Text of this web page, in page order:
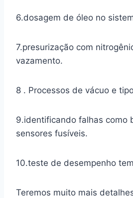
6.dosagem de óleo no
7.presurização com
vazamento.
8 . Processos de vácuo e
9.identificando falhas como
sensores fusíveis.
10.teste de desempenho
Teremos muito mais